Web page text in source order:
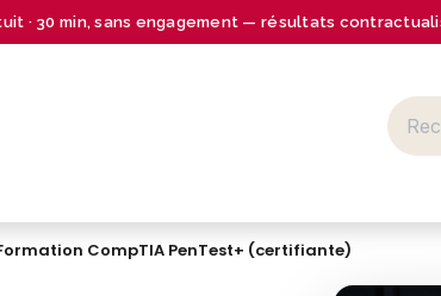
· 30 min, sans engagement — résultats
CompTIA PenTest+ (certifiante)